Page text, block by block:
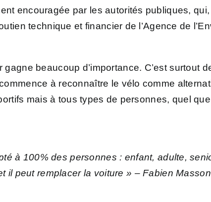
encouragée par les autorités publiques,
technique et financier de l’Agence de
beaucoup d’importance. C’est surtout
à reconnaître le vélo comme
mais à tous types de personnes, quel
à 100% des personnes : enfant, adulte,
il peut remplacer la voiture » – Fabien